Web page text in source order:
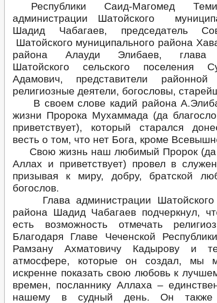
Республики Саид-Магомед
администрации Шатойского
Шадид Чабагаев, председатель
Шатойского муниципального района
района Алауди Элибаев, глава
Шатойского сельского поселения
Адамович, представители районной
религиозные деятели, богословы,
В своем слове кадий района
жизни Пророка Мухаммада (да
приветствует), который старался
весть о том, что нет Бога, кроме
Свою жизнь наш любимый Пророк (да
Аллах и приветствует) провел в
призывая к миру, добру, братской
богослов.
Глава администрации Шатойского
района Шадид Чабагаев подчеркнул,
есть возможность отмечать
Благодаря Главе Чеченской
Рамзану Ахматовичу Кадырову и
атмосфере, которые он создал, мы
искренне показать свою любовь к
времен, посланнику Аллаха –
нашему в судный день. Он также